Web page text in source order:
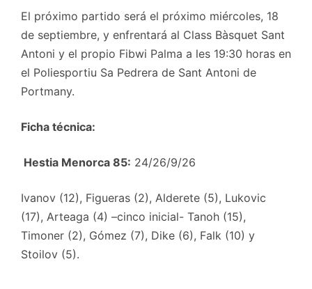
El próximo partido será el próximo miércoles, 18
de septiembre, y enfrentará al Class Bàsquet Sant
Antoni y el propio Fibwi Palma a les 19:30 horas en
el Poliesportiu Sa Pedrera de Sant Antoni de
Portmany.
Ficha técnica:
Hestia Menorca 85: 24/26/9/26
Ivanov (12), Figueras (2), Alderete (5), Lukovic
(17), Arteaga (4) –cinco inicial- Tanoh (15),
Timoner (2), Gómez (7), Dike (6), Falk (10) y
Stoilov (5).